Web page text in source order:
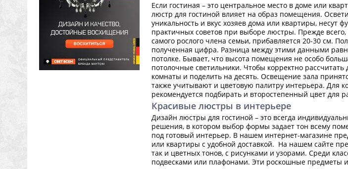
Если гостиная – это центральное место в доме или
люстр для гостиной влияет на образ помещения.
уникальность и вкус хозяев дома или квартиры, несут
практичных советов при выборе люстры. Прежде
самого рослого члена семьи, прибавляется 20-30 см.
полученная цифра. Разница между этими данными
потолке. Бывает, что высота помещения не особо
потолочные светильники. Чтобы корректно
комнаты и поделить на десять. Освещение зала
также учитывают и цветовую палитру интерьера. Для
рекомендуется подбирать и второстепенный цвет для
Красивые люстры в интерьере
Дизайн люстры для гостиной – это всегда
решения, в котором выбор формы задает тон всему
под готовый интерьер. В нашем интернет-магазине
или квартиры с удобной доставкой. На нашем сайте
так и цветных тонов, с рисунками и узорами. Среди
подвесками или плафонами. Эти роскошные предметы